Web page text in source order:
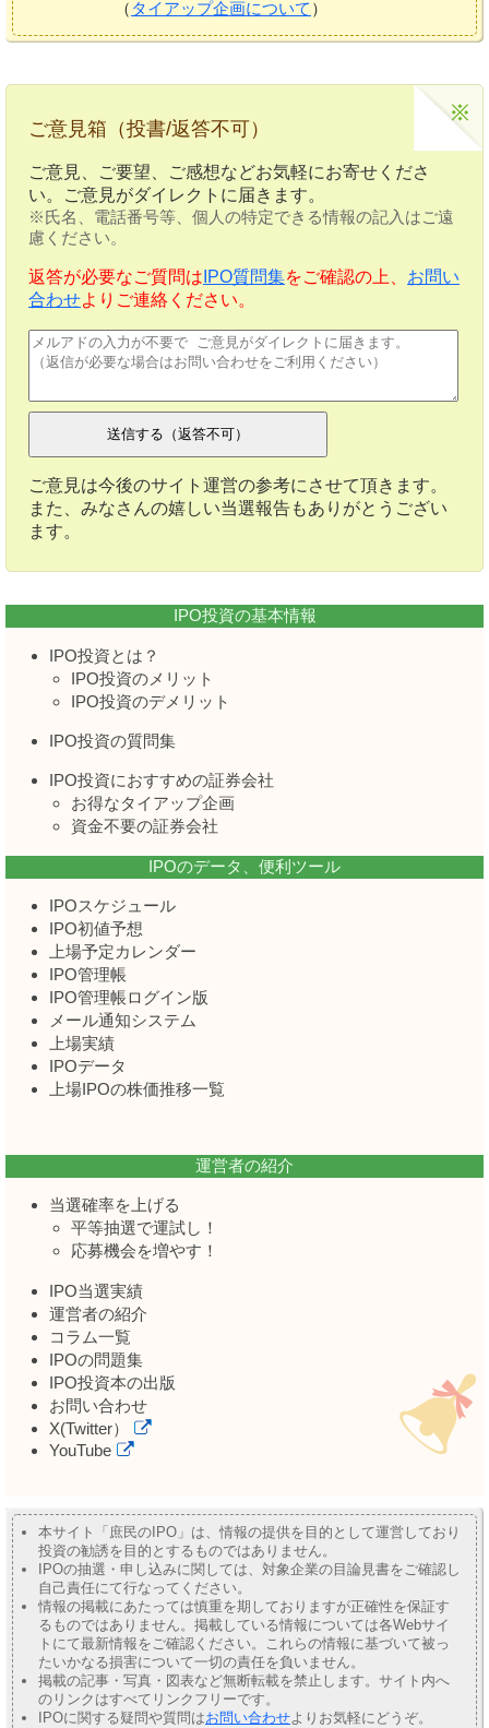
（ タイアップ企画について ）
ご意見箱（投書/返答不可）
ご意見、ご要望、ご感想などお気軽にお寄せくださ
い。ご意見がダイレクトに届きます。
※氏名、電話番号等、個人の特定できる情報の記入はご遠
慮ください。
返答が必要なご質問は IPO質問集をご確認の上、 お問い
合わせよりご連絡ください。
ご意見は今後のサイト運営の参考にさせて頂きます。
また、みなさんの嬉しい当選報告もありがとうござい
ます。
IPO投資の基本情報
IPO投資とは？
IPO投資のメリット
IPO投資のデメリット
IPO投資の質問集
IPO投資におすすめの証券会社
お得なタイアップ企画
資金不要の証券会社
IPOのデータ、便利ツール
IPOスケジュール
IPO初値予想
上場予定カレンダー
IPO管理帳
IPO管理帳ログイン版
メール通知システム
上場実績
IPOデータ
上場IPOの株価推移一覧
運営者の紹介
当選確率を上げる
平等抽選で運試し！
応募機会を増やす！
IPO当選実績
運営者の紹介
コラム一覧
IPOの問題集
IPO投資本の出版
お問い合わせ
X(Twitter）
YouTube
本サイト「庶民のIPO」は、情報の提供を目的として運営しており
投資の勧誘を目的とするものではありません。
IPOの抽選・申し込みに関しては、対象企業の目論見書をご確認し
自己責任にて行なってください。
情報の掲載にあたっては慎重を期しておりますが正確性を保証す
るものではありません。掲載している情報については各Webサイ
トにて最新情報をご確認ください。これらの情報に基づいて被っ
たいかなる損害について一切の責任を負いません。
掲載の記事・写真・図表など無断転載を禁止します。サイト内へ
のリンクはすべてリンクフリーです。
IPOに関する疑問や質問はお問い合わせよりお気軽にどうぞ。